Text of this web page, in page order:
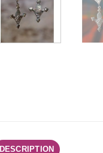
DESCRIPTION